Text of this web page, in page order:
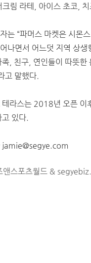
림 라테, 아이스 초코,
는 “파머스 마켓은 시몬
나면서 어느덧 지역 상생
, 친구, 연인들이 따뜻한
고 말했다.
라스는 2018년 오픈 이
있다.
jamie@segye.com
스포츠월드 &